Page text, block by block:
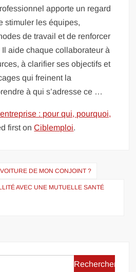
apporte un regard
stimuler les équipes,
de travail et de renforcer
aide chaque collaborateur à
à clarifier ses objectifs et
qui freinent la
à qui s’adresse ce …
: pour qui, pourquoi,
first onCiblemploi.
DE MON CONJOINT ?
AVEC UNE MUTUELLE SANTÉ
Rechercher :